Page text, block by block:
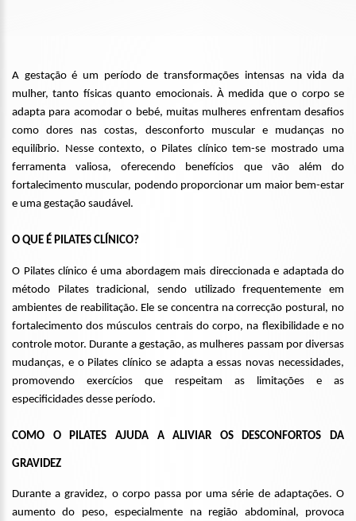
A gestação é um período de transformações intensas na vida da
mulher, tanto físicas quanto emocionais. À medida que o corpo se
adapta para acomodar o bebé, muitas mulheres enfrentam desafios
como dores nas costas, desconforto muscular e mudanças no
equilíbrio. Nesse contexto, o Pilates clínico tem-se mostrado uma
ferramenta valiosa, oferecendo benefícios que vão além do
fortalecimento muscular, podendo proporcionar um maior bem-estar
e uma gestação saudável.
O QUE É PILATES CLÍNICO?
O Pilates clínico é uma abordagem mais direccionada e adaptada do
método Pilates tradicional, sendo utilizado frequentemente em
ambientes de reabilitação. Ele se concentra na correcção postural, no
fortalecimento dos músculos centrais do corpo, na flexibilidade e no
controle motor. Durante a gestação, as mulheres passam por diversas
mudanças, e o Pilates clínico se adapta a essas novas necessidades,
promovendo exercícios que respeitam as limitações e as
especificidades desse período.
COMO O PILATES AJUDA A ALIVIAR OS DESCONFORTOS DA
GRAVIDEZ
Durante a gravidez, o corpo passa por uma série de adaptações. O
aumento do peso, especialmente na região abdominal, provoca